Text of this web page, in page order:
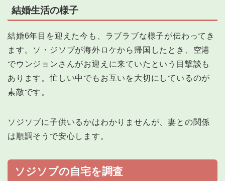
結婚生活の様子
結婚6年目を迎えた今も、ラブラブな様子が伝わってき
ます。ソ・ジソブが海外ロケから帰国したとき、空港
でウンジョンさんがお迎えに来ていたという目撃談も
あります。忙しい中でもお互いを大切にしているのが
素敵です。
ソジソブに子供いるかはわかりませんが、妻との関係
は順調そうで安心します。
ソジソブの自宅を調査